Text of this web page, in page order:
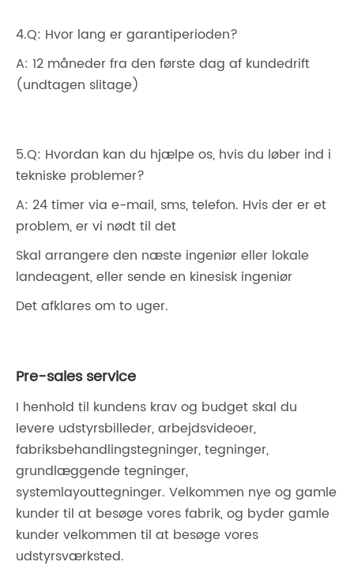
4.Q: Hvor lang er garantiperioden?
A: 12 måneder fra den første dag af kundedrift
(undtagen slitage)
5.Q: Hvordan kan du hjælpe os, hvis du løber ind i
tekniske problemer?
A: 24 timer via e-mail, sms, telefon. Hvis der er et
problem, er vi nødt til det
Skal arrangere den næste ingeniør eller lokale
landeagent, eller sende en kinesisk ingeniør
Det afklares om to uger.
Pre-sales service
I henhold til kundens krav og budget skal du
levere udstyrsbilleder, arbejdsvideoer,
fabriksbehandlingstegninger, tegninger,
grundlæggende tegninger,
systemlayouttegninger. Velkommen nye og gamle
kunder til at besøge vores fabrik, og byder gamle
kunder velkommen til at besøge vores
udstyrsværksted.